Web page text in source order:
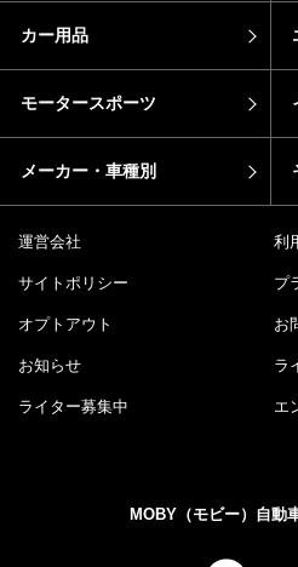
カー用品
モータースポーツ
メーカー・車種別
運営会社 利
サイトポリシー プ
オプトアウト お
お知らせ ラ
ライター募集中 エ
MOBY（モビー）自動